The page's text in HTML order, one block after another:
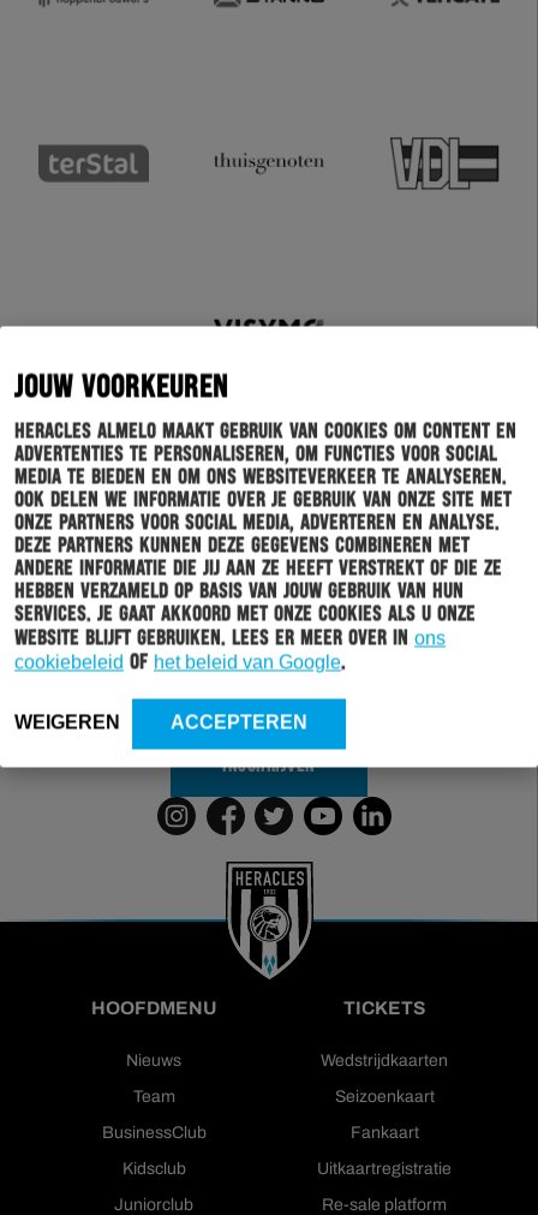
JOUW VOORKEUREN
Heracles Almelo maakt gebruik van cookies om content en
advertenties te personaliseren, om functies voor social
media te bieden en om ons websiteverkeer te analyseren.
Ook delen we informatie over je gebruik van onze site met
onze partners voor social media, adverteren en analyse.
Deze partners kunnen deze gegevens combineren met
andere informatie die jij aan ze heeft verstrekt of die ze
hebben verzameld op basis van jouw gebruik van hun
services. Je gaat akkoord met onze cookies als u onze
website blijft gebruiken. Lees er meer over in ons
cookiebeleid of het beleid van Google.
WEIGEREN ACCEPTEREN
Schrijf je in voor onze nieuwsbrief
Wil jij altijd en overal op de hoogte gehouden worden
van al het clubnieuws? Schrijf je dan in voor de
nieuwsbrief van Heracles Almelo. Doordat je zelf aan
kan geven welk nieuws jij van ons wil ontvangen,
sturen wij alleen nieuws wat voor jou relevant is.
INSCHRIJVEN
HOOFDMENU
Nieuws
Team
BusinessClub
Kidsclub
Juniorclub
TICKETS
Wedstrijdkaarten
Seizoenkaart
Fankaart
Uitkaartregistratie
Re-sale platform